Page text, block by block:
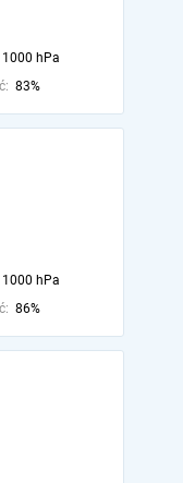
1000 hPa
83%
1000 hPa
86%